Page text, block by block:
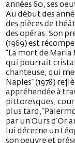
années 60, ses
Au début des
des pièces de
des opéras. Son
(1969) est
“La mort de Maria
qui pourrait
chanteuse, qui
Naples” (1978)
appréhendée à
pittoresques,
plus tard,
par un Ours d’Or
lui décerne un
son oeuvre et